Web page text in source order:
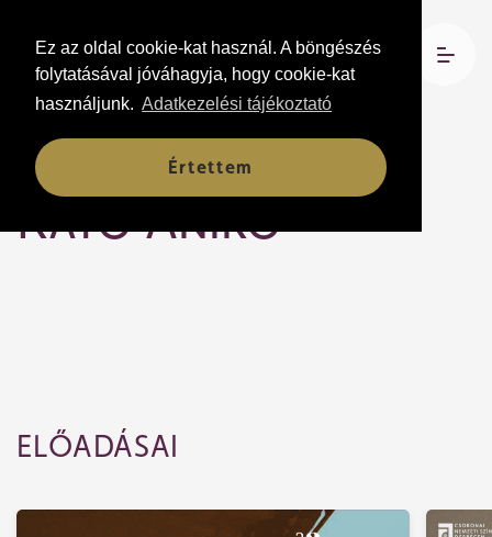
Ez az oldal cookie-kat használ. A böngészés
folytatásával jóváhagyja, hogy cookie-kat
használjunk. Adatkezelési tájékoztató
Értettem
Társulati tagok
Kató Anikó
ELŐADÁSAI